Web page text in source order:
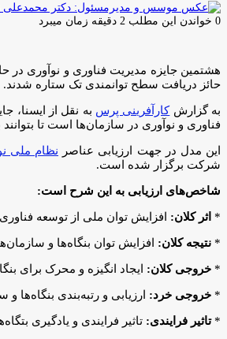
0 خواندن این مطلب 2 دقیقه زمان میبرد
حائز دریافت سطح توانمندی تک ستاره شدند.
به گزارشکارآفرینی پرس به نقل از ایسنا،
فناوری و نوآوری در سازمان‌ها است تا
این مدل در جهت ارزیابی عناصر نظام ملی
شرکت برگزار شده است.
شاخص‌های ارزیابی به این شرح است:
* اثر کلان: افزایش توان ملی از توسعه
* نتیجه کلان: افزایش توان بنگاه‌ها و
* خروجی کلان: ایجاد انگیزه و محرک برای
* خروجی خرد: ارزیابی و رتبه‌بندی بنگاه‌ها و
*تاثیر فرایندی: تاثیر فرایندی و یادگیری